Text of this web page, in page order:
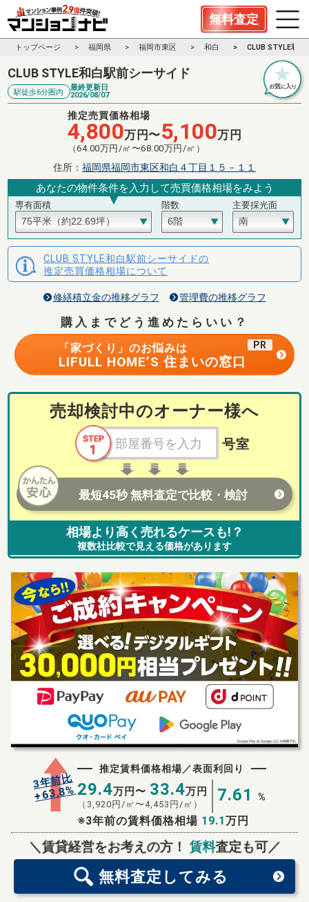
無料査定
トップページ 福岡県 福岡市東区 和白 CLUB STYLE和
CLUB STYLE和白駅前シーサイド
駅徒歩6分圏内
最終更新日
2026/08/07
推定売買価格相場
4,800万円〜5,100万円
（64.00万円/㎡〜68.00万円/㎡）
住所： 福岡県福岡市東区和白４丁目１５－１１
あなたの物件条件を入力して売買価格相場をみよう
専有面積 階数 主要採光面
CLUB STYLE和白駅前シーサイドの
推定売買価格相場について
修繕積立金の推移グラフ 管理費の推移グラフ
購入までどう進めたらいい？
PR
「家づくり」のお悩みは
LIFULL HOME’S 住まいの窓口
売却検討中のオーナー様へ
号室
最短45秒 無料査定で比較・検討
相場より高く売れるケースも!？
複数社比較で見える価格があります
3年前比
+63.8%
推定賃料価格相場／表面利回り
29.4万円〜 33.4万円
（ 3,920 円/㎡〜4,453 円/㎡） 7.61 %
※3年前の賃料価格相場 19.1万円
＼賃貸経営をお考えの方！賃料査定も可／
無料査定 してみる
無料査定スタート！